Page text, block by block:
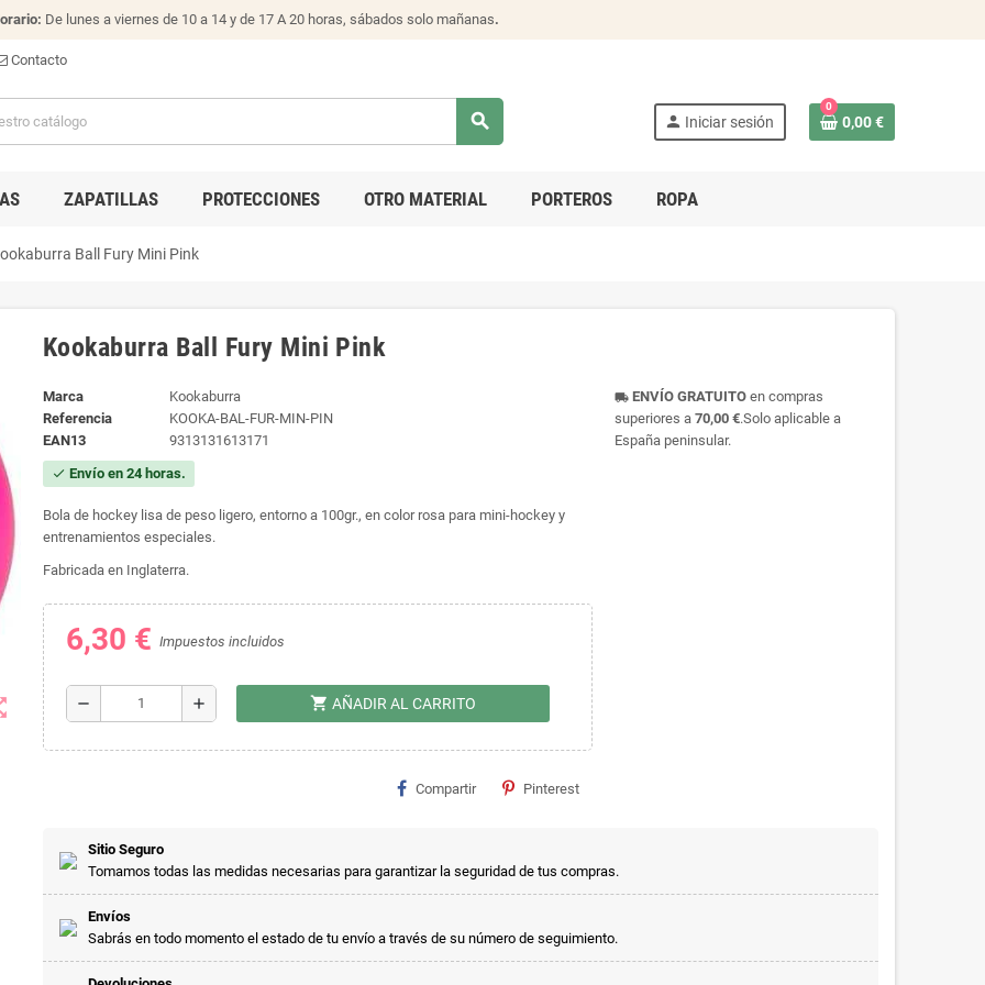
De lunes a viernes de 10 a 14 y de 17 A 20 horas, sábados solo mañanas.
Contacto
search person Iniciar sesión
0
0,00 €
ZAPATILLAS PROTECCIONES OTRO MATERIAL PORTEROS ROPA
Ball Fury Mini Pink
Kookaburra Ball Fury Mini Pink
Marca
Kookaburra
Referencia
KOOKA-BAL-FUR-MIN-PIN
EAN13
9313131613171
check Envío en 24 horas.
Bola de hockey lisa de peso ligero, entorno a 100gr., en color rosa para mini-hockey y
entrenamientos especiales.
Fabricada en Inglaterra.
6,30 € Impuestos incluidos
remove add shopping_cart AÑADIR AL CARRITO
Compartir Pinterest
local_shipping ENVÍO GRATUITOen compras
superiores a 70,00 €.Solo aplicable a
España peninsular.
Sitio Seguro
Tomamos todas las medidas necesarias para garantizar la seguridad de tus compras.
Envíos
Sabrás en todo momento el estado de tu envío a través de su número de seguimiento.